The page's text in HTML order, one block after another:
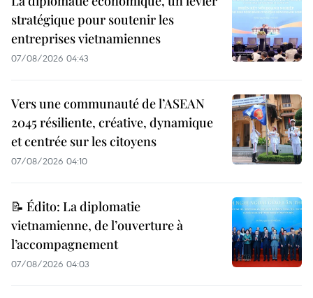
stratégique pour soutenir les
entreprises vietnamiennes
07/08/2026 04:43
Vers une communauté de l’ASEAN
2045 résiliente, créative, dynamique
et centrée sur les citoyens
07/08/2026 04:10
📝 Édito: La diplomatie
vietnamienne, de l’ouverture à
l’accompagnement
07/08/2026 04:03